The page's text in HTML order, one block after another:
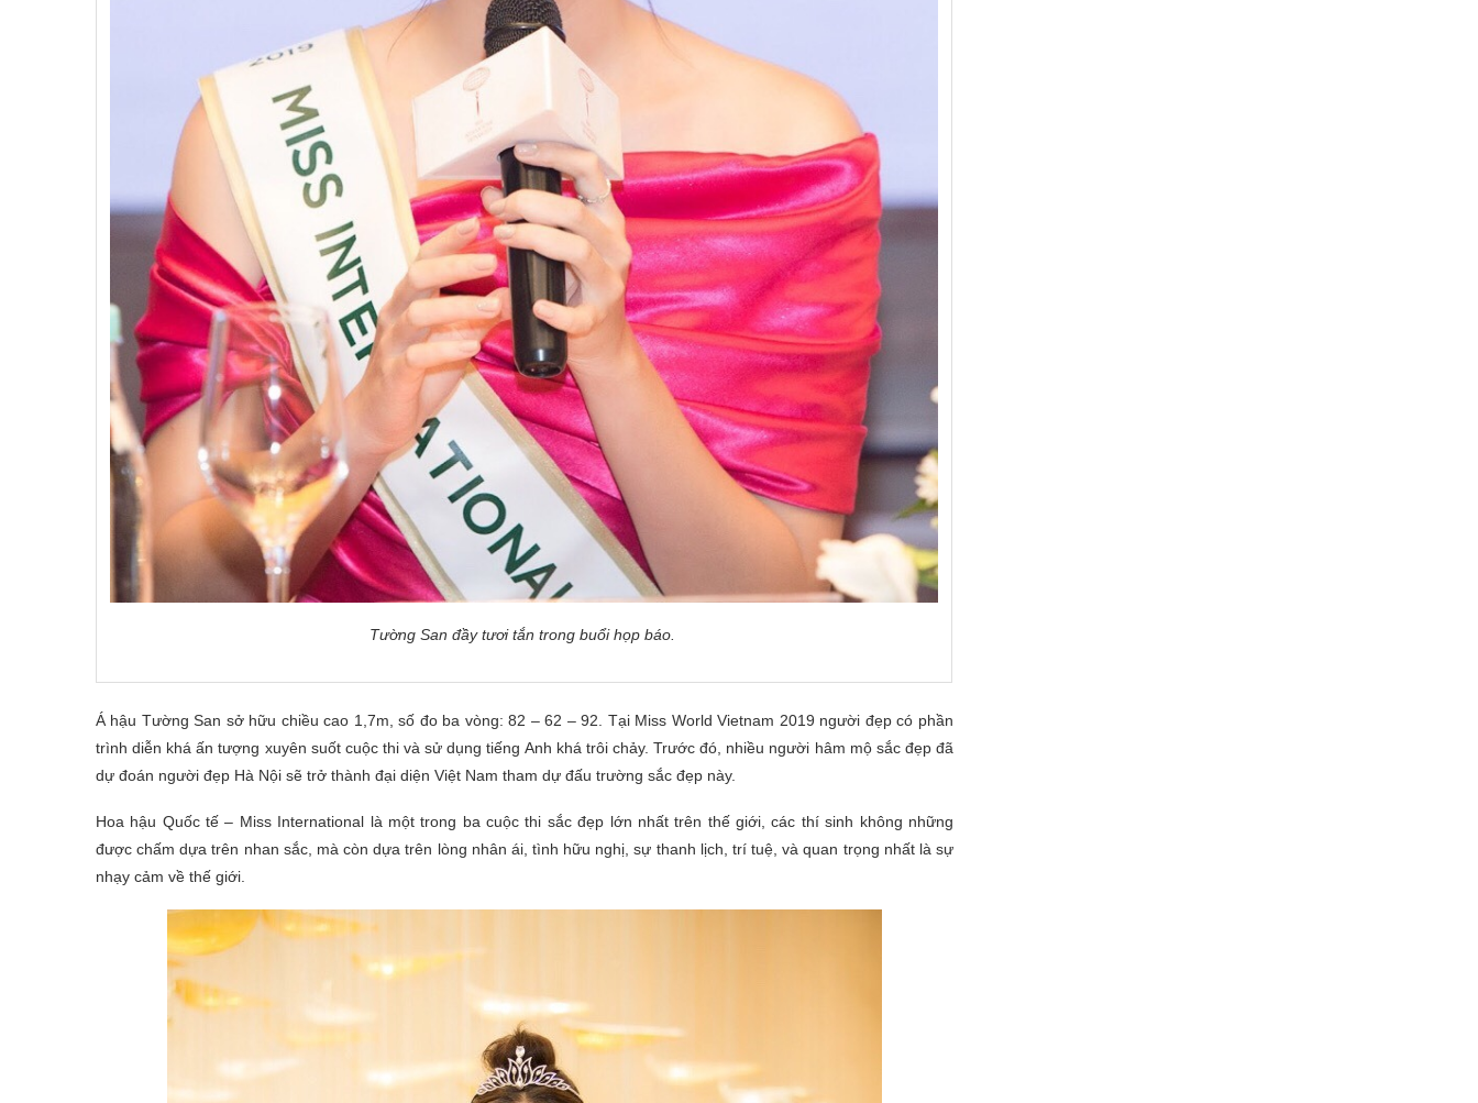
Tường San đầy tươi tắn trong buổi họp báo.
Á hậu Tường San sở hữu chiều cao 1,7m, số đo ba vòng: 82 – 62 – 92. Tại Miss World Vietnam 2019 người đẹp có phần
trình diễn khá ấn tượng xuyên suốt cuộc thi và sử dụng tiếng Anh khá trôi chảy. Trước đó, nhiều người hâm mộ sắc đẹp đã
dự đoán người đẹp Hà Nội sẽ trở thành đại diện Việt Nam tham dự đấu trường sắc đẹp này.
Hoa hậu Quốc tế – Miss International là một trong ba cuộc thi sắc đẹp lớn nhất trên thế giới, các thí sinh không những
được chấm dựa trên nhan sắc, mà còn dựa trên lòng nhân ái, tình hữu nghị, sự thanh lịch, trí tuệ, và quan trọng nhất là sự
nhạy cảm về thế giới.